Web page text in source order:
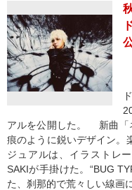
アルを公開した。 新曲「
痕のように鋭いデザイン
ジュアルは、イラストレ
SAKIが手掛けた。“BUG
た、刹那的で荒々しい線画